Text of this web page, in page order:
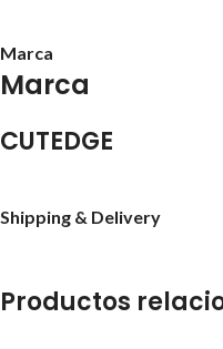
Marca
Marca
CUTEDGE
Shipping & Delivery
Productos